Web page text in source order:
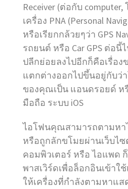
Receiver (ต่อกับ
เครื่อง PNA (Personal
หรือเรียกกล้วยๆว่า GPS
รถยนต์ หรือ Car GPS ต่อนี้
ปลีกย่อยลงไปอีกก็คือเรื่อง
แตกต่างออกไปขึ้นอยู่กับว่
ของคุณเป็น แอนดรอยด์ ห
มือถือ ระบบ iOS
ไอโฟนคุณสามารถตามหา
หรือถูกลักขโมยผ่านเว็บไซ
คอมพิวเตอร์ หรือ ไอแพด
พาสเวิร์ดเพื่อล็อกอินเข้าใ
ให้เครื่องที่กำลังตามหาแ